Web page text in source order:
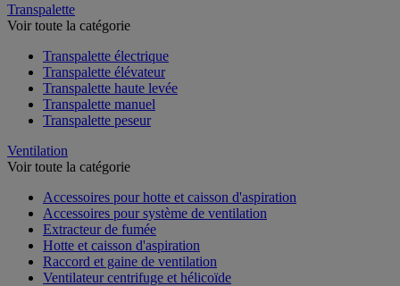
Transpalette
Voir toute la catégorie
Transpalette électrique
Transpalette élévateur
Transpalette haute levée
Transpalette manuel
Transpalette peseur
Ventilation
Voir toute la catégorie
Accessoires pour hotte et caisson d'aspiration
Accessoires pour système de ventilation
Extracteur de fumée
Hotte et caisson d'aspiration
Raccord et gaine de ventilation
Ventilateur centrifuge et hélicoïde